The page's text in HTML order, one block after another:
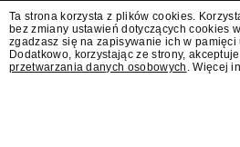
Ta strona korzysta z plików cookies.
bez zmiany ustawień dotyczących cookies
zgadzasz się na zapisywanie ich w pamięci
Dodatkowo, korzystając ze strony,
przetwarzania danych osobowych . Więcej